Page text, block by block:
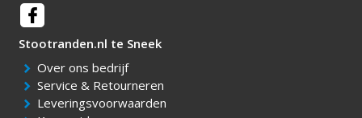
Over ons bedrijf
Service & Retourneren
Leveringsvoorwaarden